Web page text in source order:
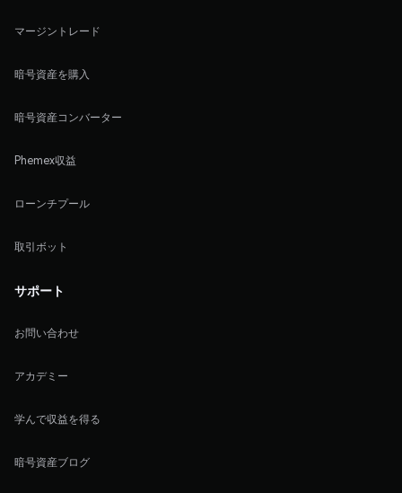
マージントレード
暗号資産を購入
暗号資産コンバーター
Phemex収益
ローンチプール
取引ボット
サポート
お問い合わせ
アカデミー
学んで収益を得る
暗号資産ブログ